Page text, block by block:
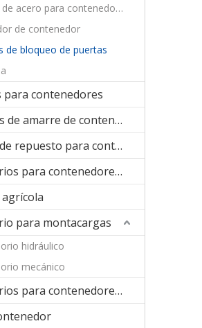
Panel de acero para contenedores
de contenedor
de bloqueo de puertas
para contenedores
Equipos de amarre de contenedores
Piezas de repuesto para contenedores de refrigeración
Accesorios para contenedores plegables
para montacargas
hidráulico
mecánico
Accesorios para contenedores cisterna